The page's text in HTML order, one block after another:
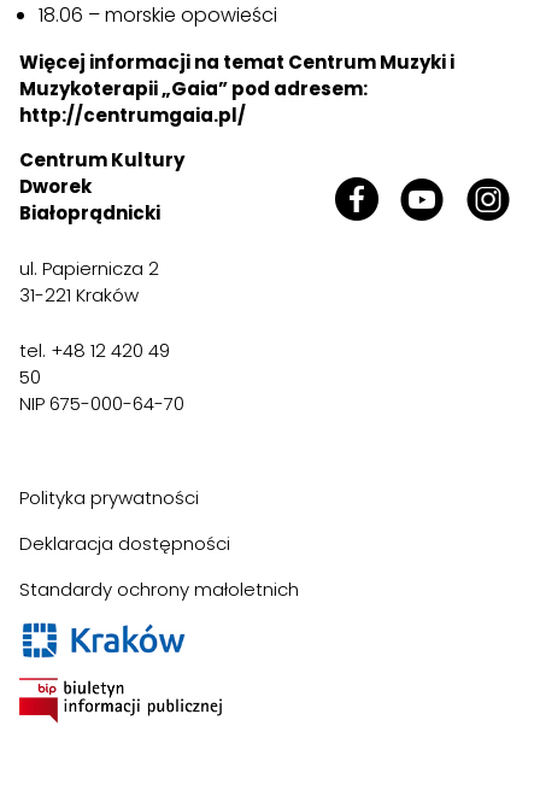
18.06 – morskie opowieści
Więcej informacji na temat Centrum Muzyki i
Muzykoterapii „Gaia” pod adresem:
http://centrumgaia.pl/
Centrum Kultury
Dworek
Białoprądnicki
ul. Papiernicza 2
31-221 Kraków
tel. +48 12 420 49
50
NIP 675-000-64-70
Polityka prywatności
Deklaracja dostępności
Standardy ochrony małoletnich